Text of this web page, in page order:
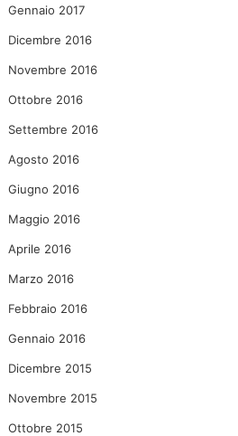
Gennaio 2017
Dicembre 2016
Novembre 2016
Ottobre 2016
Settembre 2016
Agosto 2016
Giugno 2016
Maggio 2016
Aprile 2016
Marzo 2016
Febbraio 2016
Gennaio 2016
Dicembre 2015
Novembre 2015
Ottobre 2015